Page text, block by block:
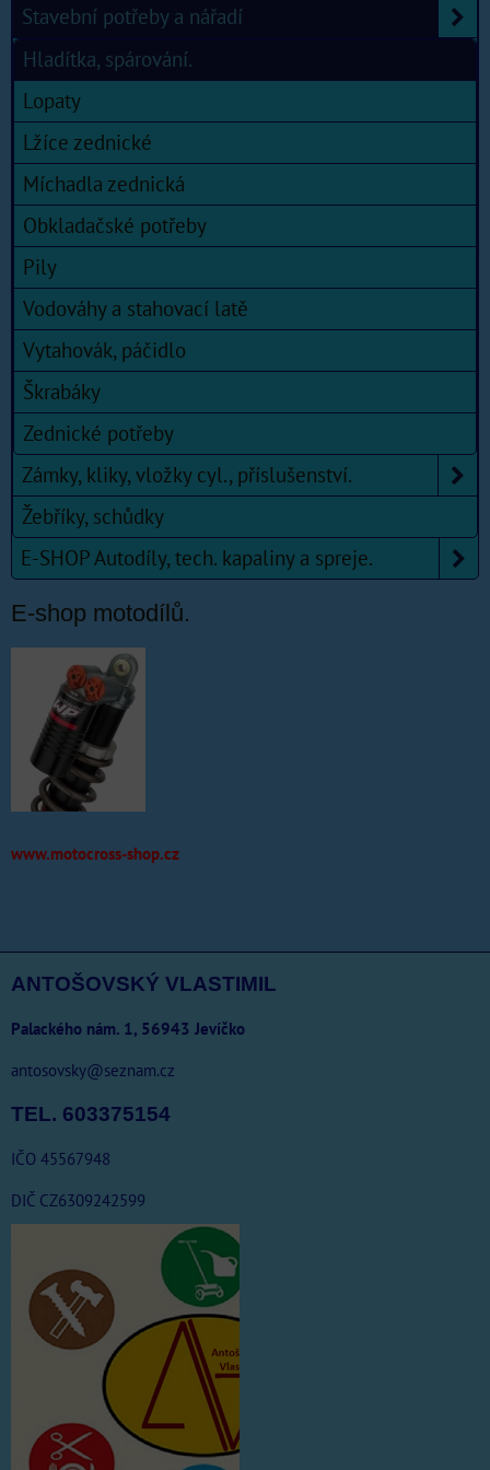
Stavební potřeby a nářadí
Hladítka, spárování.
Lopaty
Lžíce zednické
Míchadla zednická
Obkladačské potřeby
Pily
Vodováhy a stahovací latě
Vytahovák, páčidlo
Škrabáky
Zednické potřeby
Zámky, kliky, vložky cyl., příslušenství.
Žebříky, schůdky
E-SHOP Autodíly, tech. kapaliny a spreje.
E-shop motodílů.
www.motocross-shop.cz
ANTOŠOVSKÝ VLASTIMIL
Palackého nám. 1, 56943 Jevíčko
antosovsky@seznam.cz
TEL. 603375154
IČO 45567948
DIČ CZ6309242599